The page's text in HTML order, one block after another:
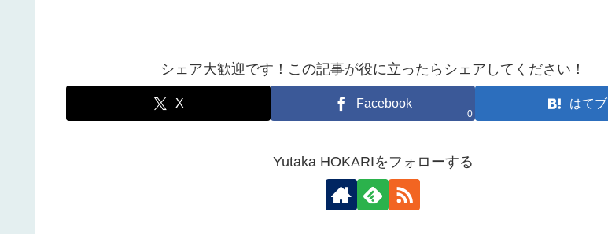
シェア大歓迎です！この記事が役に立ったらシェアしてください！
X Facebook
0
はてブ
Yutaka HOKARIをフォローする